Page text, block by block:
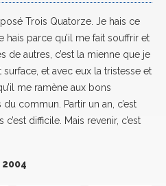
Trois Quatorze. Je hais ce
hais parce qu’il me fait souffrir et
de autres, c’est la mienne que je
et avec eux la tristesse et
me ramène aux bons
commun. Partir un an, c’est
difficile. Mais revenir, c’est
2004